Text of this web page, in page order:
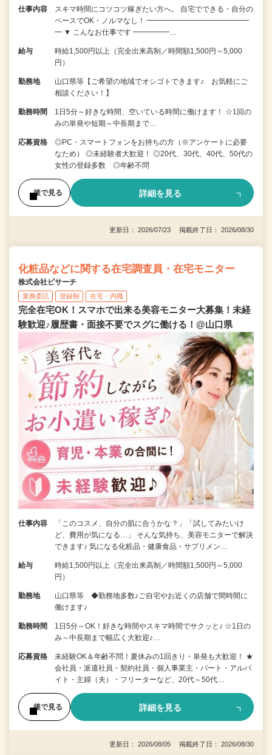
仕事内容
スキマ時間にコツコツ稼ぎたい方へ。 自宅でできる・自分の
ペースでOK・ノルマなし！ ━━━━━━━━━━━━━━
━ ▼ こんなお仕事です ━━━━━…
給与
時給1,500円以上（完全出来高制／時間額1,500円～5,000
円）
勤務地
山口県等【ご希望の地域でオシゴトできます♪ お気軽にご
相談ください！】
勤務時間
1日5分～好きな時間、空いている時間に働けます！ ☆1回の
みの単発や短期～中長期まで…
応募資格
◎PC・スマートフォンをお持ちの方（※アンケートに必要
なため） ◎未経験者大歓迎！ ◎20代、30代、40代、50代の
女性の登録多数 ◎年齢不問
後で見る 詳細を見る
更新日： 2026/07/23 掲載終了日： 2026/08/30
化粧品などに関する在宅調査員・在宅モニター
株式会社ビサーチ
業務委託 登録制 在宅・内職
完全在宅OK！スマホで出来る美容モニター大募集！未経
験歓迎♪履歴書・面接不要でスグに働ける！@山口県
仕事内容
「このコスメ、自分の肌に合うかな？」「試してみたいけ
ど、費用が気になる…」 そんな気持ち、美容モニターで解決
できます♪ 気になる化粧品・健康食品・サプリメン…
給与
時給1,500円以上（完全出来高制／時間額1,500円～5,000
円）
勤務地
山口県等 ◆勤務地多数♪ご自宅やお近くの店舗で間時間に
働けます♪
勤務時間
1日5分～OK！好きな時間やスキマ時間でサクッと♪ ☆1日の
み～中長期まで幅広く大歓迎♪…
応募資格
未経験OK＆年齢不問！夏休みの1回きり・単発も大歓迎！ ★
会社員・派遣社員・契約社員・個人事業主・パート・アルバ
イト・主婦（夫）・フリーターなど、20代～50代…
後で見る 詳細を見る
更新日： 2026/08/05 掲載終了日： 2026/08/30